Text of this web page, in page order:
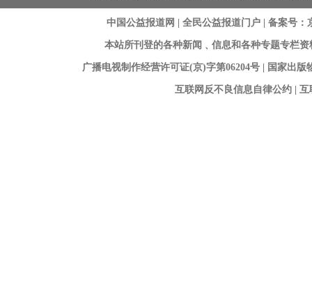
中国公益报道网 | 全民公益报道门户 |备案号：
本站所刊登的各种新闻﹑信息和各种专题专栏
广播电视制作经营许可证(京)字第06204号 | 国家出
互联网反不良信息自律公约 |